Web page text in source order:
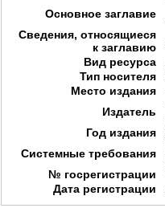
Основное заглавие
Сведения, относящиеся
к заглавию
Вид ресурса
Тип носителя
Место издания
Издатель
Год издания
Системные требования
№ госрегистрации
Дата регистрации